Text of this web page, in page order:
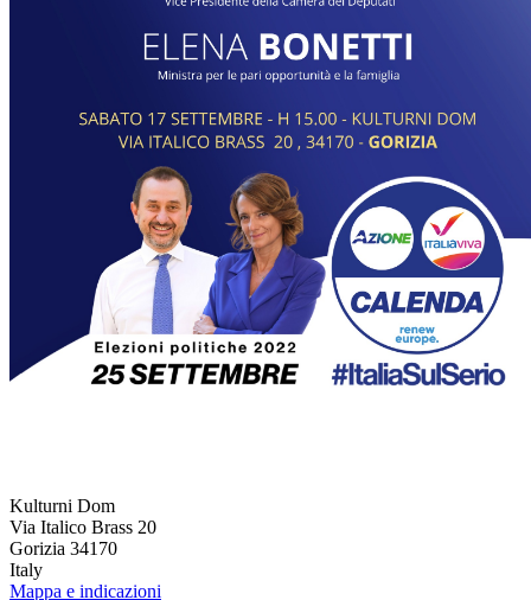
Kulturni Dom
Via Italico Brass 20
Gorizia 34170
Italy
Mappa e indicazioni